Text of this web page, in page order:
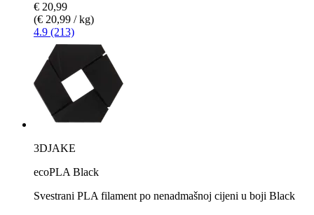
€ 20,99
(€ 20,99 / kg)
4.9 (213)
3DJAKE
ecoPLA Black
Svestrani PLA filament po nenadmašnoj cijeni u boji Black